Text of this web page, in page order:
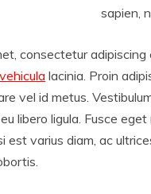
sapien,
consectetur
vehicula lacinia. Proin
vel id metus.
libero ligula. Fusce
est varius diam, ac